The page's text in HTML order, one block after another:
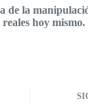
de la
hoy mismo.